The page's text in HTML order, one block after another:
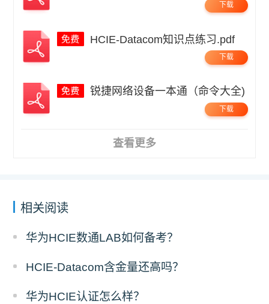
下载
HCIE-Datacom知识点练习.pdf
下载
锐捷网络设备一本通（命令大全)
下载
查看更多
相关阅读
华为HCIE数通LAB如何备考？
HCIE-Datacom含金量还高吗？
华为HCIE认证怎么样？